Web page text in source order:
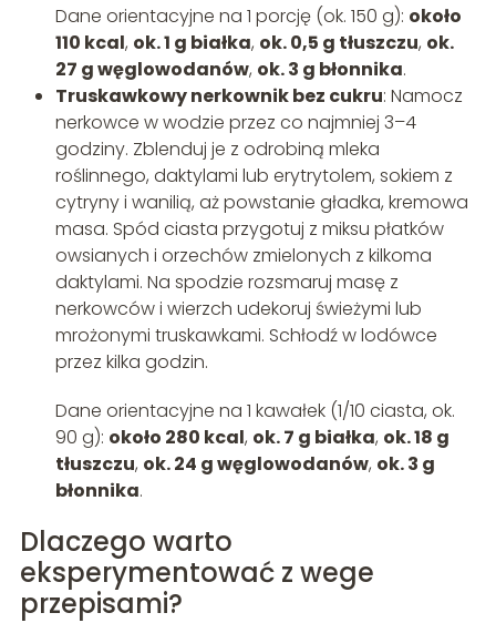
Dane orientacyjne na 1 porcję (ok. 150 g): około
110 kcal, ok. 1 g białka, ok. 0,5 g tłuszczu, ok.
27 g węglowodanów, ok. 3 g błonnika.
Truskawkowy nerkownik bez cukru: Namocz
nerkowce w wodzie przez co najmniej 3–4
godziny. Zblenduj je z odrobiną mleka
roślinnego, daktylami lub erytrytolem, sokiem z
cytryny i wanilią, aż powstanie gładka, kremowa
masa. Spód ciasta przygotuj z miksu płatków
owsianych i orzechów zmielonych z kilkoma
daktylami. Na spodzie rozsmaruj masę z
nerkowców i wierzch udekoruj świeżymi lub
mrożonymi truskawkami. Schłodź w lodówce
przez kilka godzin.
Dane orientacyjne na 1 kawałek (1/10 ciasta, ok.
90 g): około 280 kcal, ok. 7 g białka, ok. 18 g
tłuszczu, ok. 24 g węglowodanów, ok. 3 g
błonnika.
Dlaczego warto
eksperymentować z wege
przepisami?